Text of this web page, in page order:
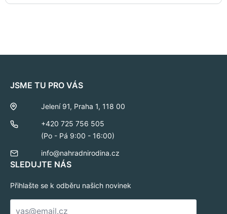
JSME TU PRO VÁS
Jelení 91, Praha 1, 118 00
+420 725 756 505
(Po - Pá 9:00 - 16:00)
info@nahradnirodina.cz
SLEDUJTE NÁS
Přihlašte se k odběru našich novinek
E-
mail